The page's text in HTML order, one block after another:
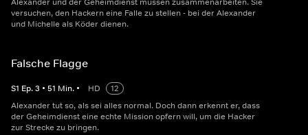
versuchen, den Hackern eine Falle zu stellen - bei der Alexander
und Michelle als Köder dienen.
Falsche Flagge
S1 Ep.3 • 51 Min. • HD
12
Alexander tut so, als sei alles normal. Doch dann erkennt er, dass
der Geheimdienst eine echte Mission opfern will, um die Hacker
zur Strecke zu bringen.